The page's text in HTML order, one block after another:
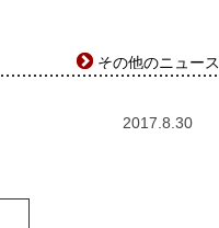
その他のニュース
2017.8.30